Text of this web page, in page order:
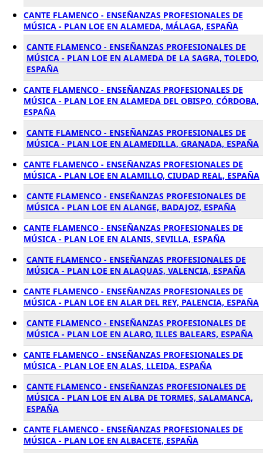
CANTE FLAMENCO - ENSEÑANZAS PROFESIONALES DE
MÚSICA - PLAN LOE EN ALAMEDA, MÁLAGA, ESPAÑA
CANTE FLAMENCO - ENSEÑANZAS PROFESIONALES DE
MÚSICA - PLAN LOE EN ALAMEDA DE LA SAGRA, TOLEDO,
ESPAÑA
CANTE FLAMENCO - ENSEÑANZAS PROFESIONALES DE
MÚSICA - PLAN LOE EN ALAMEDA DEL OBISPO, CÓRDOBA,
ESPAÑA
CANTE FLAMENCO - ENSEÑANZAS PROFESIONALES DE
MÚSICA - PLAN LOE EN ALAMEDILLA, GRANADA, ESPAÑA
CANTE FLAMENCO - ENSEÑANZAS PROFESIONALES DE
MÚSICA - PLAN LOE EN ALAMILLO, CIUDAD REAL, ESPAÑA
CANTE FLAMENCO - ENSEÑANZAS PROFESIONALES DE
MÚSICA - PLAN LOE EN ALANGE, BADAJOZ, ESPAÑA
CANTE FLAMENCO - ENSEÑANZAS PROFESIONALES DE
MÚSICA - PLAN LOE EN ALANIS, SEVILLA, ESPAÑA
CANTE FLAMENCO - ENSEÑANZAS PROFESIONALES DE
MÚSICA - PLAN LOE EN ALAQUAS, VALENCIA, ESPAÑA
CANTE FLAMENCO - ENSEÑANZAS PROFESIONALES DE
MÚSICA - PLAN LOE EN ALAR DEL REY, PALENCIA, ESPAÑA
CANTE FLAMENCO - ENSEÑANZAS PROFESIONALES DE
MÚSICA - PLAN LOE EN ALARO, ILLES BALEARS, ESPAÑA
CANTE FLAMENCO - ENSEÑANZAS PROFESIONALES DE
MÚSICA - PLAN LOE EN ALAS, LLEIDA, ESPAÑA
CANTE FLAMENCO - ENSEÑANZAS PROFESIONALES DE
MÚSICA - PLAN LOE EN ALBA DE TORMES, SALAMANCA,
ESPAÑA
CANTE FLAMENCO - ENSEÑANZAS PROFESIONALES DE
MÚSICA - PLAN LOE EN ALBACETE, ESPAÑA